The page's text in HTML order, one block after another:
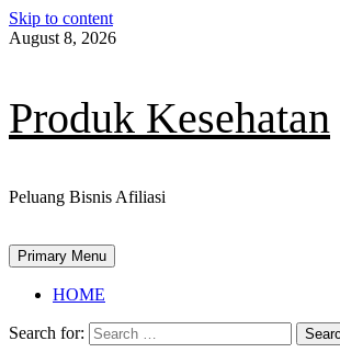
Skip to content
August 8, 2026
Produk Kesehatan
Peluang Bisnis Afiliasi
Primary Menu
HOME
Search for: